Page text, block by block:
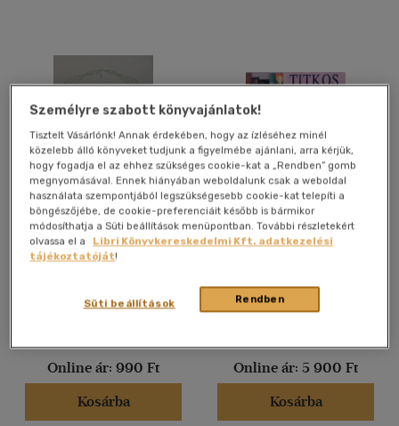
(4)
(2525)
Alkalmaz
Az ötdimenziós lelki
evolúció spirális haladása 1.
Online ár: 990 Ft
Kosárba
Ezoterika,természetfölötti
megnyilvánulások
könyvcsomag:6db. könyv
Antikvár partner
Online ár: 5 900 Ft
Kosárba
Személyre szabott könyvajánlatok!
Tisztelt Vásárlónk! Annak érdekében, hogy az ízléséhez minél
közelebb álló könyveket tudjunk a figyelmébe ajánlani, arra kérjük,
hogy fogadja el az ehhez szükséges cookie-kat a „Rendben” gomb
megnyomásával. Ennek hiányában weboldalunk csak a weboldal
használata szempontjából legszükségesebb cookie-kat telepíti a
böngészőjébe, de cookie-preferenciáit később is bármikor
módosíthatja a Süti beállítások menüpontban. További részletekért
olvassa el a
Libri Könyvkereskedelmi Kft. adatkezelési
tájékoztatóját!
Rendben
Süti beállítások